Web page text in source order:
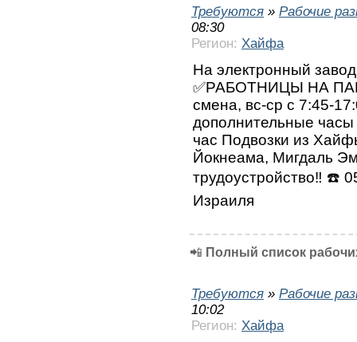
Требуются » Рабочие
08:30
Регион: Хайфа
На электронный
✅РАБОТНИЦЫ НА
смена, вс-ср с 7:45-
дополнительные
час Подвозки из
Йокнеама, Мигдаль
трудоустройство‼️ ⁦☎️⁩
Израиля
📲 Полный список
Требуются » Рабочие
10:02
Регион: Хайфа